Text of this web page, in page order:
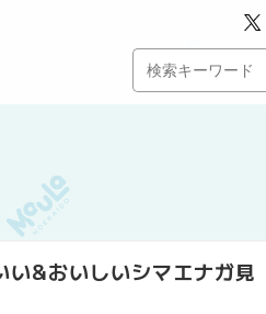
い&おいしいシマエナガ見